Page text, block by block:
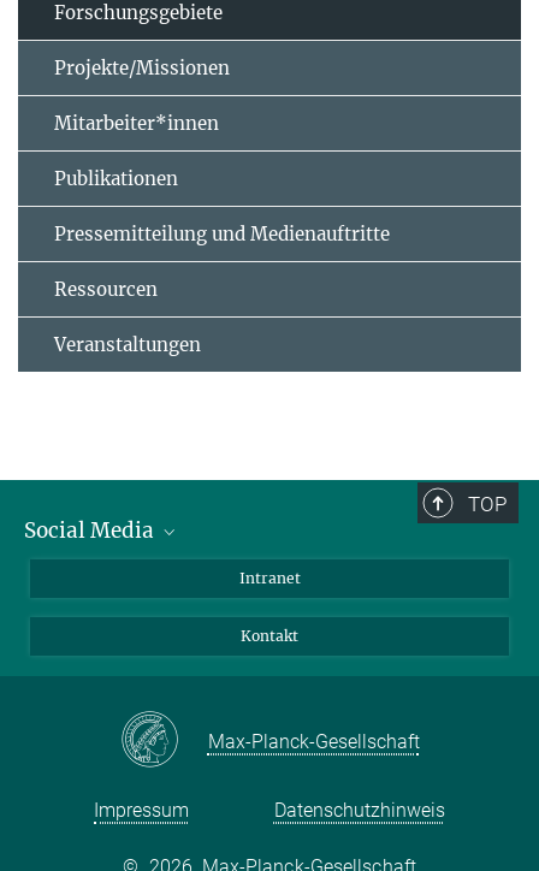
Forschungsgebiete
Projekte/Missionen
Mitarbeiter*innen
Publikationen
Pressemitteilung und Medienauftritte
Ressourcen
Veranstaltungen
TOP
Social Media
Facebook
Instagram
Mastodon
Intranet
Kontakt
Max-Planck-Gesellschaft
Impressum Datenschutzhinweis